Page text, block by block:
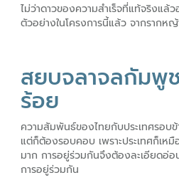
ไม่ว่าดาวของความสำเร็จที่แท้จริงแล้
ตัวอย่างในโครงการนี้แล้ว จากรากห
สยบจลาจลกัมพู
ร้อย
ความสัมพันธ์ของไทยกับประเทศรอบ
แต่ก็ต้องรอบคอบ เพราะประเทศก็เ
มาก การอยู่ร่วมกันจึงต้องละเอียดอ่อ
การอยู่ร่วมกัน